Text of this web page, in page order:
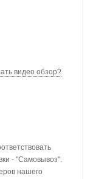
видео обзор?
- "Самовывоз".
нашего